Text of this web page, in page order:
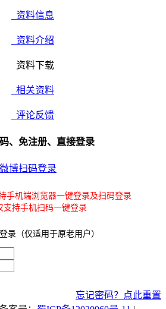
资料信息
资料介绍
资料下载
相关资料
评论反馈
、免注册、直接登录
微博扫码登录
手机端浏览器一键登录及扫码登录
支持手机扫码一键登录
录（仅适用于原老用户）
忘记密码？点此重置